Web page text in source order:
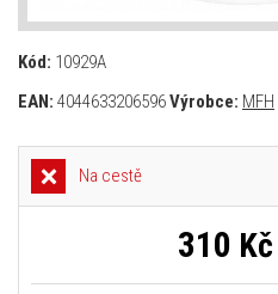
Kód: 10929A
EAN: 4044633206596Výrobce: MFH
Na cestě
310 Kč